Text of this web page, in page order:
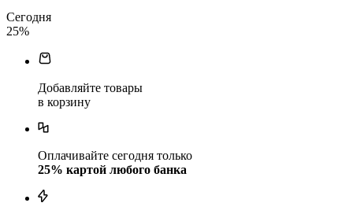
Сегодня
25%
Добавляйте товары
в корзину
Оплачивайте сегодня только
25% картой любого банка